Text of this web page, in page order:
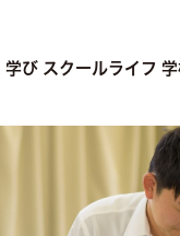
学び スクールライフ